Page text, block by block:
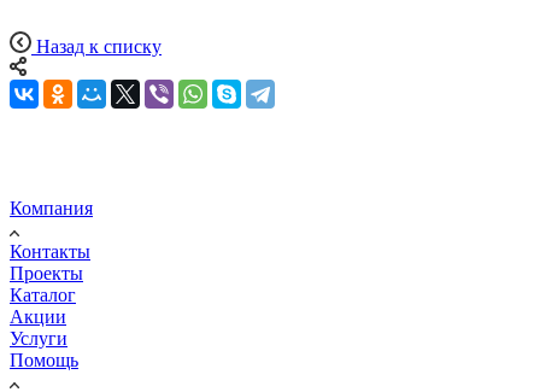
Назад к списку
Компания
Контакты
Проекты
Каталог
Акции
Услуги
Помощь